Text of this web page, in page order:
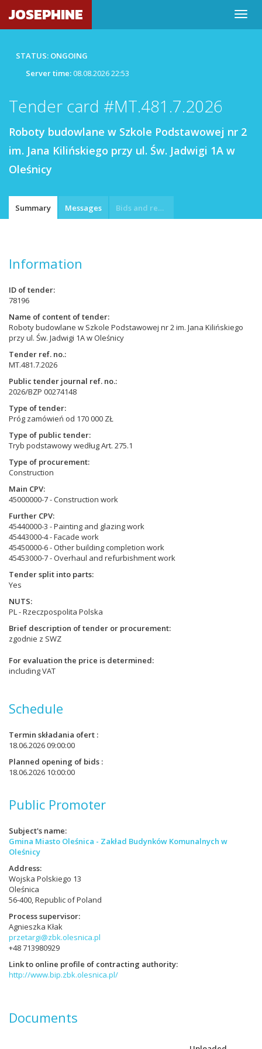
JOSEPHINE
STATUS: ONGOING
Server time:08.08.2026 22:53
Tender card #MT.481.7.2026
Roboty budowlane w Szkole Podstawowej nr 2
im. Jana Kilińskiego przy ul. Św. Jadwigi 1A w
Oleśnicy
Summary Messages Bids and requests
Information
ID of tender
78196
Name of content of tender
Roboty budowlane w Szkole Podstawowej nr 2 im. Jana Kilińskiego
przy ul. Św. Jadwigi 1A w Oleśnicy
Tender ref. no.
MT.481.7.2026
Public tender journal ref. no.
2026/BZP 00274148
Type of tender
Próg zamówień od 170 000 ZŁ
Type of public tender
Tryb podstawowy według Art. 275.1
Type of procurement
Construction
Main CPV
45000000-7 - Construction work
Further CPV
45440000-3 - Painting and glazing work
45443000-4 - Facade work
45450000-6 - Other building completion work
45453000-7 - Overhaul and refurbishment work
Tender split into parts
Yes
NUTS
PL - Rzeczpospolita Polska
Brief description of tender or procurement
zgodnie z SWZ
For evaluation the price is determined
including VAT
Schedule
Termin składania ofert
18.06.2026 09:00:00
Planned opening of bids
18.06.2026 10:00:00
Public Promoter
Subject's name
Gmina Miasto Oleśnica - Zakład Budynków Komunalnych w
Oleśnicy
Address
Wojska Polskiego 13
Oleśnica
56-400, Republic of Poland
Process supervisor
Agnieszka Kłak
przetargi@zbk.olesnica.pl
+48 713980929
Link to online profile of contracting authority
http://www.bip.zbk.olesnica.pl/
Documents